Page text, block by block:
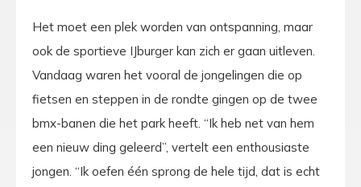
Het moet een plek worden van ontspanning, maar
ook de sportieve IJburger kan zich er gaan uitleven.
Vandaag waren het vooral de jongelingen die op
fietsen en steppen in de rondte gingen op de twee
bmx-banen die het park heeft. “Ik heb net van hem
een nieuw ding geleerd”, vertelt een enthousiaste
jongen. “Ik oefen één sprong de hele tijd, dat is echt